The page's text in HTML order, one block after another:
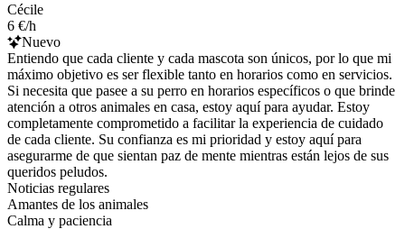
Cécile
6 €/h
Nuevo
Entiendo que cada cliente y cada mascota son únicos, por lo que mi
máximo objetivo es ser flexible tanto en horarios como en servicios.
Si necesita que pasee a su perro en horarios específicos o que brinde
atención a otros animales en casa, estoy aquí para ayudar. Estoy
completamente comprometido a facilitar la experiencia de cuidado
de cada cliente. Su confianza es mi prioridad y estoy aquí para
asegurarme de que sientan paz de mente mientras están lejos de sus
queridos peludos.
Noticias regulares
Amantes de los animales
Calma y paciencia